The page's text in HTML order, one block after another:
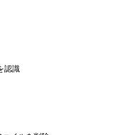
認識